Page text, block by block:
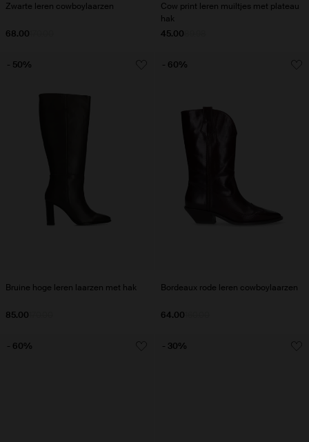
Zwarte leren cowboylaarzen
68.00
Cow print leren muiltjes met plateau
hak
45.00
Bruine hoge leren laarzen met hak
85.00
- 50%
Bordeaux rode leren cowboylaarzen
64.00
- 60%
- 60% - 30%